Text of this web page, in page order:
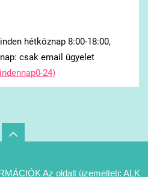
hétköznap 8:00-18:00,
csak email ügyelet
24)
Az oldalt üzemelteti: ALK